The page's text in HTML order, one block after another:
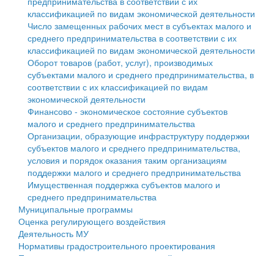
Здравоохранение
Социальная защита
Фотоальбом
Муниципальный контроль
Муниципальные услуги
Проекты административных регламентов
Антимонопольный комплаенс
Противодействие коррупции
среднего предпринимательства
Информационная поддержка субъектов малого и
среднего предпринимательства
Муниципальные программы
Контрольно-счетная палата
Персональные данные
Оценка регулирующего воздействия
Деятельность МУ
Нормативы градостроительного проектирования
Правила землепользования и застройки
Генеральные планы
классификацией по видам экономической деятельности
Число замещенных рабочих мест в субъектах малого и
среднего предпринимательства в соответствии с их
классификацией по видам экономической деятельности
Оборот товаров (работ, услуг), производимых
субъектами малого и среднего предпринимательства, в
соответствии с их классификацией по видам
экономической деятельности
Финансово - экономическое состояние субъектов
малого и среднего предпринимательства
Организации, образующие инфраструктуру поддержки
субъектов малого и среднего предпринимательства,
условия и порядок оказания таким организациям
поддержки малого и среднего предпринимательства
Имущественная поддержка субъектов малого и
среднего предпринимательства
Муниципальные программы
Оценка регулирующего воздействия
Деятельность МУ
Нормативы градостроительного проектирования